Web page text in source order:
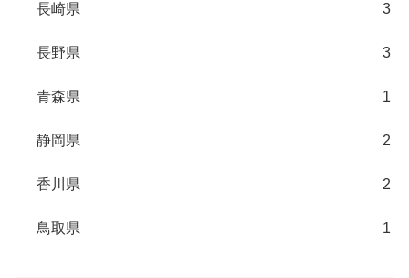
長崎県 3
長野県 3
青森県 1
静岡県 2
香川県 2
鳥取県 1